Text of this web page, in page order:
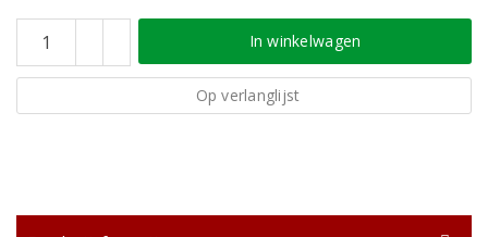
In winkelwagen
Op verlanglijst